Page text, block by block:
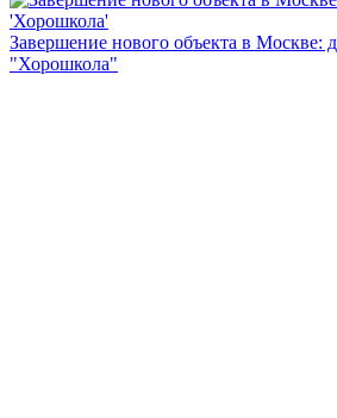
Завершение нового объекта в Москве:
"Хорошкола"